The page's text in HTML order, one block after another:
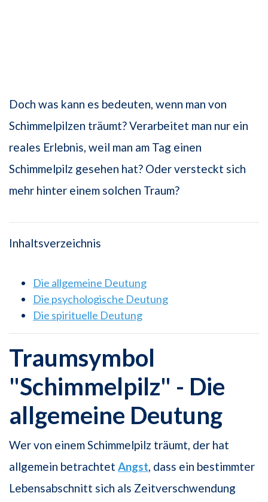
Doch was kann es bedeuten, wenn man von
Schimmelpilzen träumt? Verarbeitet man nur ein
reales Erlebnis, weil man am Tag einen
Schimmelpilz gesehen hat? Oder versteckt sich
mehr hinter einem solchen Traum?
Inhaltsverzeichnis
Die allgemeine Deutung
Die psychologische Deutung
Die spirituelle Deutung
Traumsymbol
"Schimmelpilz" - Die
allgemeine Deutung
Wer von einem Schimmelpilz träumt, der hat
allgemein betrachtet Angst, dass ein bestimmter
Lebensabschnitt sich als Zeitverschwendung